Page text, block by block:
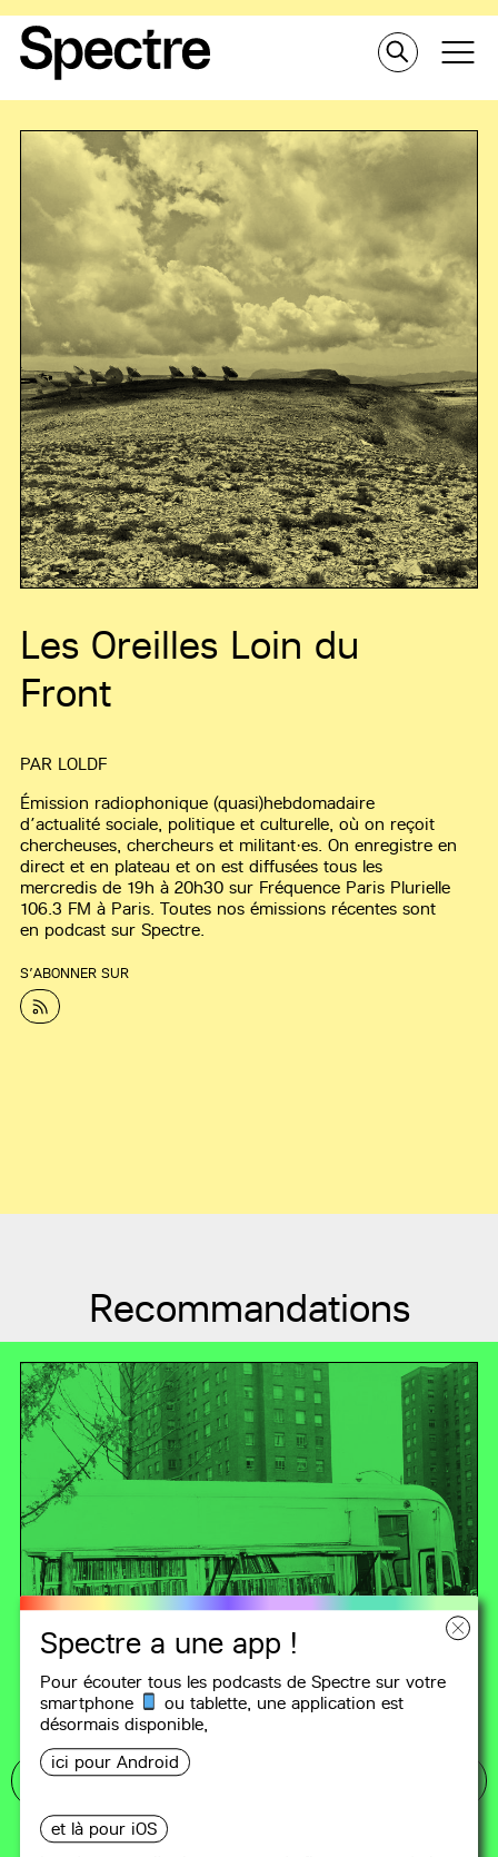
Spectre a une app !
Pour écouter tous les podcasts de Spectre sur votre
smartphone
ou tablette, uneapplication est
désormais disponible,
ici pour Android
et là pour iOS
Les Oreilles Loin du
Front
PAR LOLDF
Émission radiophonique (quasi)hebdomadaire
d’actualité sociale, politique et culturelle, où on reçoit
chercheuses, chercheurs et militant·es. On enregistre en
direct et en plateau et on est diffusées tous les
mercredis de 19h à 20h30 sur Fréquence Paris Plurielle
106.3 FM à Paris. Toutes nos émissions récentes sont
en podcast sur Spectre.
S’ABONNER SUR
Recommandations
DEUX CONNARDS DANS UN BIBLIOBUS